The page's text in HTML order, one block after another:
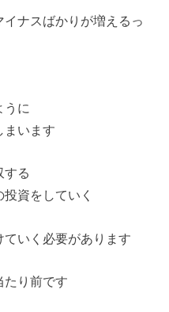
ナスばかりが増えるっ
うに
まいます
する
資をしていく
いく必要があります
たり前です